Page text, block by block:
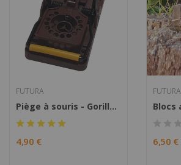
FUTURA
Piège à souris - Gorilla Trap
4,90 €
FUTURA
6,50 €